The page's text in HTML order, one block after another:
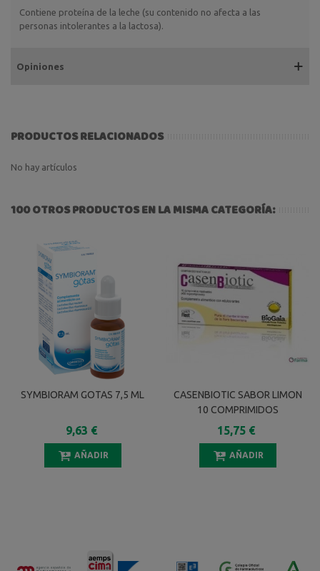
Contiene proteína de la leche (su contenido no afecta a las
personas intolerantes a la lactosa).
Opiniones
PRODUCTOS RELACIONADOS
No hay artículos
100 OTROS PRODUCTOS EN LA MISMA CATEGORÍA:
SYMBIORAM GOTAS 7,5 ML
9,63 €
AÑADIR
CASENBIOTIC SABOR LIMON
10 COMPRIMIDOS
15,75 €
AÑADIR